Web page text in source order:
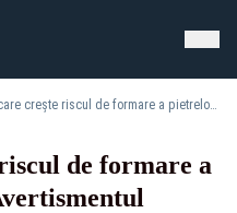
Obiceiul care crește riscul de formare a pietrelor la rinichi. Avertismentul medicilor pentru zilele caniculare
de formare a